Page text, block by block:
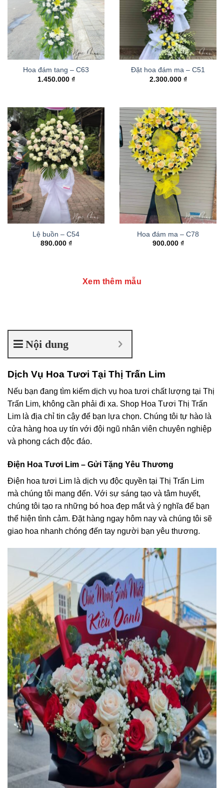
Hoa đám tang – C63
1.450.000 ₫
Đặt hoa đám ma – C51
2.300.000 ₫
Lệ buồn – C54
890.000 ₫
Hoa đám ma – C78
900.000 ₫
Xem thêm mẫu
Nội dung
Dịch Vụ Hoa Tươi Tại Thị Trấn Lim
Nếu bạn đang tìm kiếm dịch vụ hoa tươi chất lượng tại Thị
Trấn Lim, không cần phải đi xa. Shop Hoa Tươi Thị Trấn
Lim là địa chỉ tin cậy để bạn lựa chọn. Chúng tôi tự hào là
cửa hàng hoa uy tín với đội ngũ nhân viên chuyên nghiệp
và phong cách độc đáo.
Điện Hoa Tươi Lim – Gửi Tặng Yêu Thương
Điện hoa tươi Lim là dịch vụ độc quyền tại Thị Trấn Lim
mà chúng tôi mang đến. Với sự sáng tạo và tâm huyết,
chúng tôi tạo ra những bó hoa đẹp mắt và ý nghĩa để bạn
thể hiện tình cảm. Đặt hàng ngay hôm nay và chúng tôi sẽ
giao hoa nhanh chóng đến tay người bạn yêu thương.